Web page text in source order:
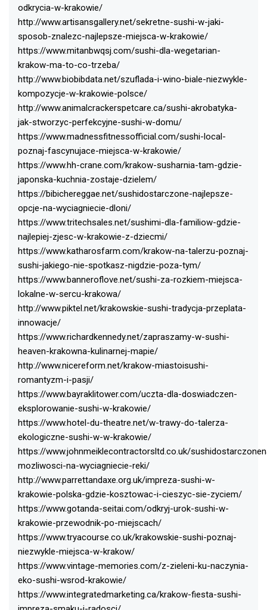
odkrycia-w-krakowie/
http://www.artisansgallery.net/sekretne-sushi-w-jaki-
sposob-znalezc-najlepsze-miejsca-w-krakowie/
https://www.mitanbwqsj.com/sushi-dla-wegetarian-
krakow-ma-to-co-trzeba/
http://www.biobibdata.net/szuflada-i-wino-biale-niezwykle-
kompozycje-w-krakowie-polsce/
http://www.animalcrackerspetcare.ca/sushi-akrobatyka-
jak-stworzyc-perfekcyjne-sushi-w-domu/
https://www.madnessfitnessofficial.com/sushi-local-
poznaj-fascynujace-miejsca-w-krakowie/
https://www.hh-crane.com/krakow-susharnia-tam-gdzie-
japonska-kuchnia-zostaje-dzielem/
https://bibichereggae.net/sushidostarczone-najlepsze-
opcje-na-wyciagniecie-dloni/
https://www.tritechsales.net/sushimi-dla-familiow-gdzie-
najlepiej-zjesc-w-krakowie-z-dziecmi/
https://www.katharosfarm.com/krakow-na-talerzu-poznaj-
sushi-jakiego-nie-spotkasz-nigdzie-poza-tym/
https://www.banneroflove.net/sushi-za-rozkiem-miejsca-
lokalne-w-sercu-krakowa/
http://www.piktel.net/krakowskie-sushi-tradycja-przeplata-
innowacje/
https://www.richardkennedy.net/zapraszamy-w-sushi-
heaven-krakowna-kulinarnej-mapie/
http://www.nicereform.net/krakow-miastoisushi-
romantyzm-i-pasji/
https://www.bayraklitower.com/uczta-dla-doswiadczen-
eksplorowanie-sushi-w-krakowie/
https://www.hotel-du-theatre.net/w-trawy-do-talerza-
ekologiczne-sushi-w-w-krakowie/
https://www.johnmeiklecontractorsltd.co.uk/
mozliwosci-na-wyciagniecie-reki/
http://www.parrettandaxe.org.uk/impreza-sushi-w-
krakowie-polska-gdzie-kosztowac-i-cieszyc-sie-zyciem/
https://www.gotanda-seitai.com/odkryj-urok-sushi-w-
krakowie-przewodnik-po-miejscach/
https://www.tryacourse.co.uk/krakowskie-sushi-poznaj-
niezwykle-miejsca-w-krakow/
https://www.vintage-memories.com/z-zieleni-ku-naczynia-
eko-sushi-wsrod-krakowie/
https://www.integratedmarketing.ca/krakow-fiesta-sushi-